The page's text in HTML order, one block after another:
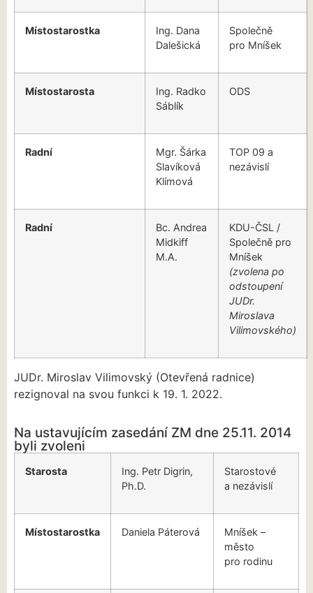
Místostarostka
Ing. Dana
Dalešická
Společně
pro Mníšek
Místostarosta
Ing. Radko
Sáblík
ODS
Radní
Mgr. Šárka
Slavíková
Klímová
TOP 09 a
nezávislí
Radní
Bc. Andrea
Midkiff
M.A.
KDU-ČSL /
Společně pro
Mníšek
(zvolena po
odstoupení
JUDr.
Miroslava
Vilimovského)
JUDr. Miroslav Vilimovský (Otevřená radnice)
rezignoval na svou funkci k 19. 1. 2022.
Na ustavujícím zasedání ZM dne 25.11. 2014
byli zvoleni
Starosta
Ing. Petr Digrin,
Ph.D.
Starostové
a nezávislí
Místostarostka Daniela Páterová
Mníšek –
město
pro rodinu